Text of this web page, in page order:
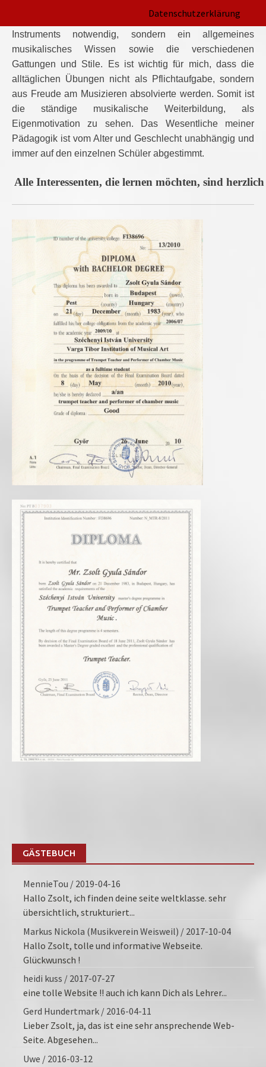
soll. Dazu ist nicht nur die eingehende Kenntnis des
Instruments notwendig, sondern ein allgemeines
musikalisches Wissen sowie die verschiedenen
Gattungen und Stile. Es ist wichtig für mich, dass die
alltäglichen Übungen nicht als Pflichtaufgabe, sondern
aus Freude am Musizieren absolvierte werden. Somit ist
die ständige musikalische Weiterbildung, als
Eigenmotivation zu sehen. Das Wesentliche meiner
Pädagogik ist vom Alter und Geschlecht unabhängig und
immer auf den einzelnen Schüler abgestimmt.
Alle Interessenten, die lernen möchten, sind
GÄSTEBUCH
MennieTou / 2019-04-16
Hallo Zsolt, ich finden deine seite weltklasse. sehr
übersichtlich, strukturiert...
Markus Nickola (Musikverein Weisweil) / 2017-10-04
Hallo Zsolt, tolle und informative Webseite.
Glückwunsch !
heidi kuss / 2017-07-27
eine tolle Website !! auch ich kann Dich als Lehrer...
Gerd Hundertmark / 2016-04-11
Lieber Zsolt, ja, das ist eine sehr ansprechende Web-
Seite. Abgesehen...
Uwe / 2016-03-12
Datenschutzerklärung